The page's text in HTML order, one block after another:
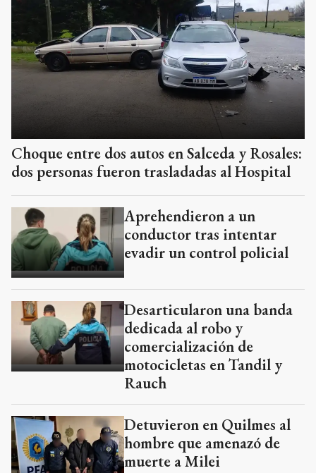
Choque entre dos autos en Salceda y Rosales:
dos personas fueron trasladadas al Hospital
Aprehendieron a un
conductor tras intentar
evadir un control policial
Desarticularon una banda
dedicada al robo y
comercialización de
motocicletas en Tandil y
Rauch
Detuvieron en Quilmes al
hombre que amenazó de
muerte a Milei